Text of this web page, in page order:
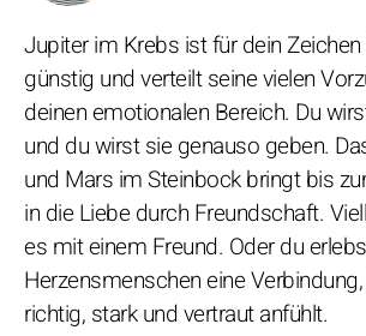
Jupiter im Krebs ist für dein
günstig und verteilt seine vielen
deinen emotionalen Bereich. Du
und du wirst sie genauso geben.
und Mars im Steinbock bringt bis
in die Liebe durch Freundschaft.
es mit einem Freund. Oder du
Herzensmenschen eine
richtig, stark und vertraut anfühlt.